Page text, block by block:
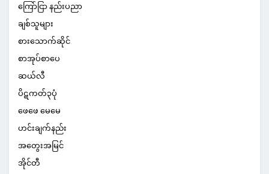
ကြော်ငြာ နည်းပညာ
ချစ်သူများ
စားသောက်ဆိုင်
စာအုပ်စာပေ
ဆယ်လီ
ပိဋကတ်၃ပုံ
ဖေဖေ မေမေ
ဟင်းချက်နည်း
အတွေးအမြင်
အိုင်တီ